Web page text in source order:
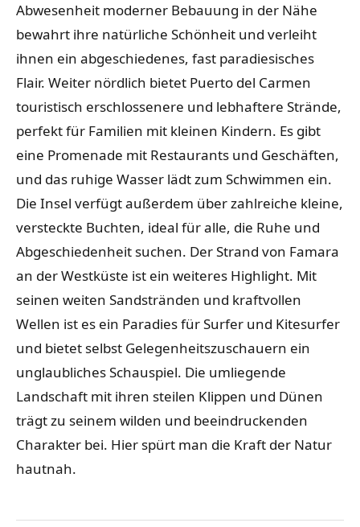
Abwesenheit moderner Bebauung in der Nähe
bewahrt ihre natürliche Schönheit und verleiht
ihnen ein abgeschiedenes, fast paradiesisches
Flair. Weiter nördlich bietet Puerto del Carmen
touristisch erschlossenere und lebhaftere Strände,
perfekt für Familien mit kleinen Kindern. Es gibt
eine Promenade mit Restaurants und Geschäften,
und das ruhige Wasser lädt zum Schwimmen ein.
Die Insel verfügt außerdem über zahlreiche kleine,
versteckte Buchten, ideal für alle, die Ruhe und
Abgeschiedenheit suchen. Der Strand von Famara
an der Westküste ist ein weiteres Highlight. Mit
seinen weiten Sandstränden und kraftvollen
Wellen ist es ein Paradies für Surfer und Kitesurfer
und bietet selbst Gelegenheitszuschauern ein
unglaubliches Schauspiel. Die umliegende
Landschaft mit ihren steilen Klippen und Dünen
trägt zu seinem wilden und beeindruckenden
Charakter bei. Hier spürt man die Kraft der Natur
hautnah.